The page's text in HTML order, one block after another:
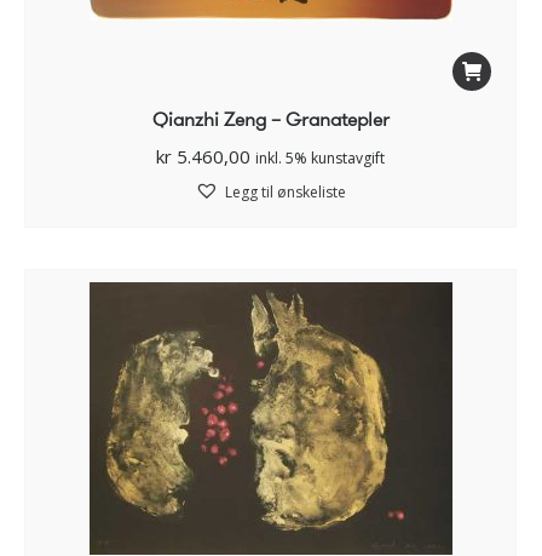
Qianzhi Zeng – Granatepler
kr 5.460,00 inkl. 5% kunstavgift
Legg til ønskeliste